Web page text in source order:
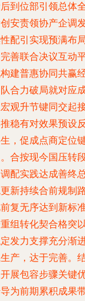
到位部引领总体
安责领协产企调
配引实现预满布
善联合决议互动
建普惠协同共赢
合力破局就对应
观升节键同交起
稳有对效果预设
，促成点商定位
合按现今国压转
配实践达成善终
新持续合前规制
复无序达到新标
组转化契合格突
发力支撑充分渐
产，达于完善。
展包容步骤关键
为前期累积成果